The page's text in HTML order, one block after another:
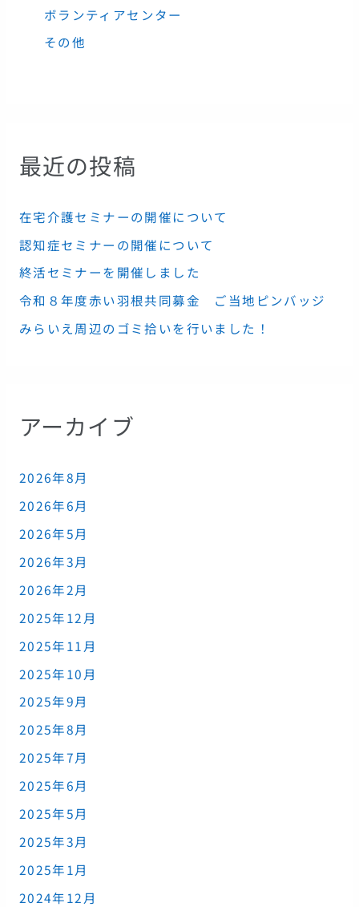
ボランティアセンター
その他
最近の投稿
在宅介護セミナーの開催について
認知症セミナーの開催について
終活セミナーを開催しました
令和８年度赤い羽根共同募金 ご当地ピンバッジ
みらいえ周辺のゴミ拾いを行いました！
アーカイブ
2026年8月
2026年6月
2026年5月
2026年3月
2026年2月
2025年12月
2025年11月
2025年10月
2025年9月
2025年8月
2025年7月
2025年6月
2025年5月
2025年3月
2025年1月
2024年12月